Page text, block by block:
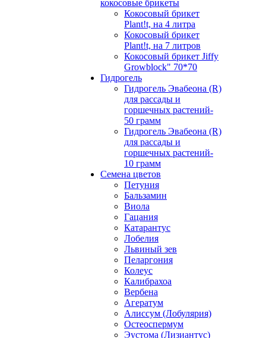
кокосовые брикеты
Кокосовый брикет
Plant!t, на 4 литра
Кокосовый брикет
Plant!t, на 7 литров
Кокосовый брикет Jiffy
Growblock" 70*70
Гидрогель
Гидрогель Эвабеона (R)
для рассады и
горшечных растений-
50 грамм
Гидрогель Эвабеона (R)
для рассады и
горшечных растений-
10 грамм
Семена цветов
Петуния
Бальзамин
Виола
Гацания
Катарантус
Лобелия
Львиный зев
Пеларгония
Колеус
Калибрахоа
Вербена
Агератум
Алиссум (Лобулярия)
Остеоспермум
Эустома (Лизиантус)